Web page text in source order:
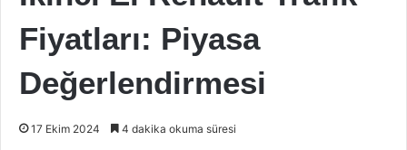
Fiyatları: Piyasa
Değerlendirmesi
17 Ekim 2024 4 dakika okuma süresi